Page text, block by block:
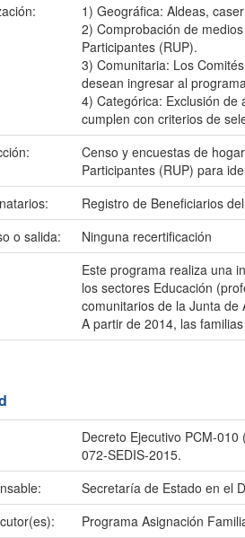
1) Geográfica: Aldeas,
2) Comprobación de
Participantes (RUP).
3) Comunitaria: Los
desean ingresar al
4) Categórica: Exclusión
cumplen con criterios de
Censo y encuestas de
Participantes (RUP) para
Registro de Beneficiarios
o salida:
Ninguna recertificación
Este programa realiza una
los sectores Educación
comunitarios de la Junta
A partir de 2014, las
Decreto Ejecutivo PCM-
072-SEDIS-2015.
Secretaría de Estado en el
Programa Asignación